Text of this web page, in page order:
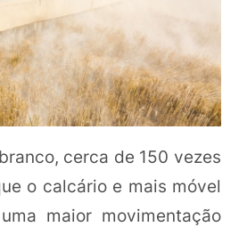
cerca de 150 vezes
o calcário e mais móvel
maior movimentação